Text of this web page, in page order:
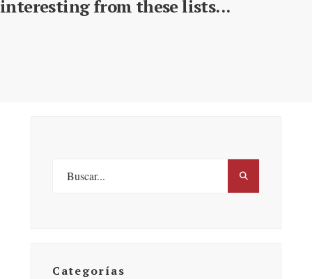
interesting from these lists...
Categorías